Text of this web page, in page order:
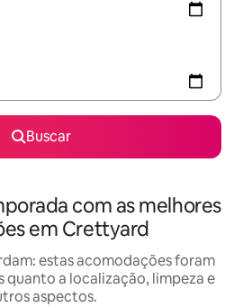
Buscar
com as melhores
em Crettyard
estas acomodações foram
quanto a localização, limpeza e
aspectos.